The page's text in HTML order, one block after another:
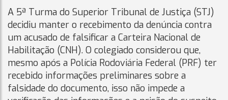
A 5ª Turma do Superior Tribunal de Justiça (STJ)
decidiu manter o recebimento da denúncia contra
um acusado de falsificar a Carteira Nacional de
Habilitação (CNH). O colegiado considerou que,
mesmo após a Polícia Rodoviária Federal (PRF) ter
recebido informações preliminares sobre a
falsidade do documento, isso não impede a